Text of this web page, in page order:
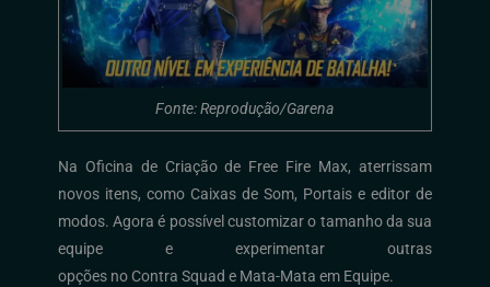
Fonte: Reprodução/Garena
Na Oficina de Criação de Free Fire Max, aterrissam
novos itens, como Caixas de Som, Portais e editor de
modos. Agora é possível customizar o tamanho da sua
equipe e experimentar outras
opções no Contra Squad e Mata-Mata em Equipe.